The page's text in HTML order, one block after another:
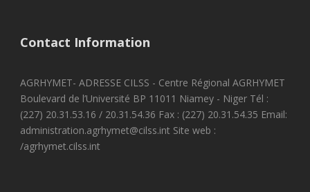
Contact Information
AGRHYMET- ADRESSE CILSS - Centre Régional AGRHYMET
Boulevard de l’Université BP 11011 Niamey - Niger Tél :
(227) 20.31.53.16 / 20.31.54.36 Fax : (227) 20.31.54.35 Email:
administration.agrhymet@cilss.int Site web :
/agrhymet.cilss.int